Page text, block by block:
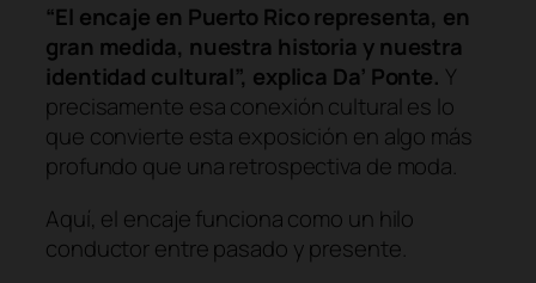
“El encaje en Puerto Rico representa, en
gran medida, nuestra historia y nuestra
identidad cultural”, explica Da’ Ponte. Y
precisamente esa conexión cultural es lo
que convierte esta exposición en algo más
profundo que una retrospectiva de moda.
Aquí, el encaje funciona como un hilo
conductor entre pasado y presente.